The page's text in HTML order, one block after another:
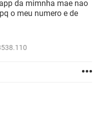
da mimnha mae nao
o meu numero e de